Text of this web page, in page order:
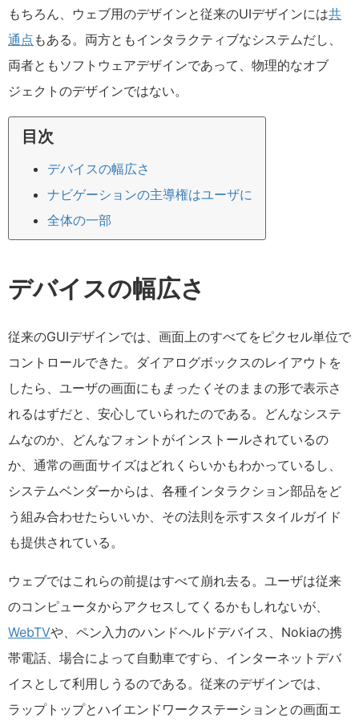
もちろん、ウェブ用のデザインと従来のUIデザインには共
通点 もある。両方ともインタラクティブなシステムだし、
両者ともソフトウェアデザインであって、物理的なオブ
ジェクトのデザインではない。
目次
デバイスの幅広さ
ナビゲーションの主導権はユーザに
全体の一部
デバイスの幅広さ
従来のGUIデザインでは、画面上のすべてをピクセル単位で
コントロールできた。ダイアログボックスのレイアウトを
したら、ユーザの画面にも まったく そのままの形で表示さ
れるはずだと、安心していられたのである。どんなシステ
ムなのか、どんなフォントがインストールされているの
か、通常の画面サイズはどれくらいかもわかっているし、
システムベンダーからは、各種インタラクション部品をど
う組み合わせたらいいか、その法則を示すスタイルガイド
も提供されている。
ウェブではこれらの前提はすべて崩れ去る。ユーザは従来
のコンピュータからアクセスしてくるかもしれないが、
WebTVや、ペン入力のハンドヘルドデバイス、Nokiaの携
帯電話、場合によって自動車ですら、インターネットデバ
イスとして利用しうるのである。従来のデザインでは、
ラップトップとハイエンドワークステーションとの画面エ